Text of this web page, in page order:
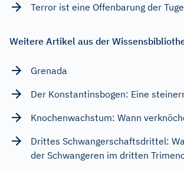
Terror ist eine Offenbarung der
Weitere Artikel aus der
Grenada
Der Konstantinsbogen: Eine
Knochenwachstum: Wann
Drittes Schwangerschaftsdrittel:
der Schwangeren im dritten